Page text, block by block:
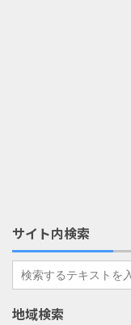
サイト内検索
地域検索